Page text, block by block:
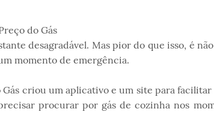
desagradável. Mas pior do que isso, é
momento de emergência.
criou um aplicativo e um site para facilitar
procurar por gás de cozinha nos